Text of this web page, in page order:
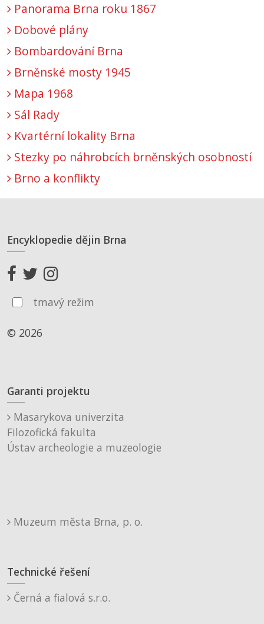
Panorama Brna roku 1867
Dobové plány
Bombardování Brna
Brněnské mosty 1945
Mapa 1968
Sál Rady
Kvartérní lokality Brna
Stezky po náhrobcích brněnských osobností
Brno a konflikty
Encyklopedie dějin Brna
tmavý režim
© 2026
Garanti projektu
Masarykova univerzita
Filozofická fakulta
Ústav archeologie a muzeologie
Muzeum města Brna, p. o.
Technické řešení
Černá a fialová s.r.o.